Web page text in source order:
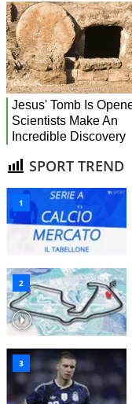
SPORT TREND